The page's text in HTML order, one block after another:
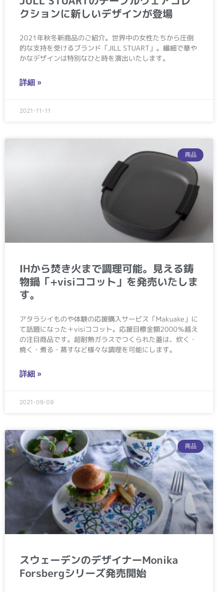
クションに新しいデザインが登場
2021年秋冬新商品のご紹介。世界中の女性たちから圧倒
的な支持を受けるブランド「JILL STUART」。繊細で華や
かなデザインは特別なひと時を演出いたします。
詳細 »
2021-11-11
商品
IHから焚き火まで調理可能。見える鋳
物鍋「+visiココット」を発売いたしま
す。
アタラシイものや体験の応援購入サービス「Makuake」に
て話題になった＋visiココット。応援目標金額2000％越え
の注目商品です。超耐熱ガラスでつくられた蓋は、炊く・
焼く・煮る・蒸すなど様々な調理を可能にします。
詳細 »
2021-09-09
商品
スウェーデンのデザイナーMonika
Forsbergシリーズ発売開始